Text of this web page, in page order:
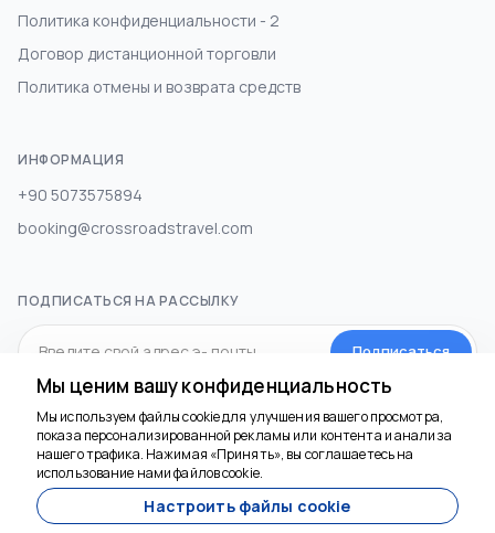
Политика конфиденциальности - 2
Договор дистанционной торговли
Политика отмены и возврата средств
ИНФОРМАЦИЯ
+90 5073575894
booking@crossroadstravel.com
ПОДПИСАТЬСЯ НА РАССЫЛКУ
Подписаться
СОЦИАЛЬНЫЕ МЕДИА
Мы ценим вашу конфиденциальность
Мы используем файлы cookie для улучшения вашего просмотра,
показа персонализированной рекламы или контента и анализа
нашего трафика. Нажимая «Принять», вы соглашаетесь на
использование нами файлов cookie.
Настроить файлы cookie